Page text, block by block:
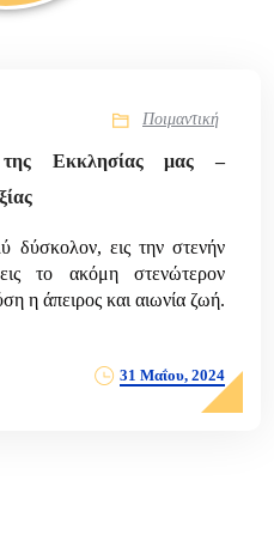
Ποιμαντική
της Εκκλησίας μας –
δύσκολον, εις την στενήν
το ακόμη στενώτερον
η άπειρος και αιωνία ζωή.
31 Μαΐου, 2024